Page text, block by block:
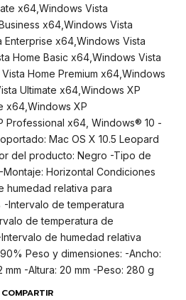
x64,Windows Vista
x64,Windows Vista
Enterprise x64,Windows Vista
Home Basic x64,Windows Vista
Home Premium x64,Windows
Ultimate x64,Windows XP
x64,Windows XP
Professional x64, Windows® 10 -
Mac OS X 10.5 Leopard
del producto: Negro -Tipo de
Horizontal Condiciones
humedad relativa para
-Intervalo de temperatura
de temperatura de
de humedad relativa
Peso y dimensiones: -Ancho:
mm -Altura: 20 mm -Peso: 280 g
COMPARTIR